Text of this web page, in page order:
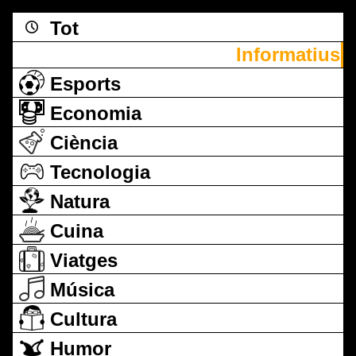
Tot
Informatius
Esports
Economia
Ciència
Tecnologia
Natura
Cuina
Viatges
Música
Cultura
Humor